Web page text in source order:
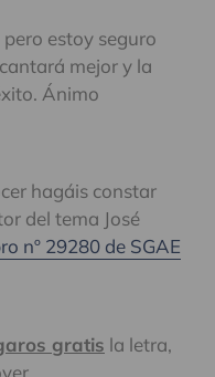
estoy seguro
mejor y la
Ánimo
hagáis constar
del tema José
nº 29280 de SGAE
gratis la letra,